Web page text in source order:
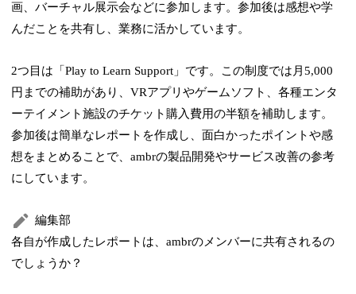
画、バーチャル展示会などに参加します。参加後は感想や学
んだことを共有し、業務に活かしています。
2つ目は「Play to Learn Support」です。この制度では月5,000
円までの補助があり、VRアプリやゲームソフト、各種エンタ
ーテイメント施設のチケット購入費用の半額を補助します。
参加後は簡単なレポートを作成し、面白かったポイントや感
想をまとめることで、ambrの製品開発やサービス改善の参考
にしています。
編集部
各自が作成したレポートは、ambrのメンバーに共有されるの
でしょうか？